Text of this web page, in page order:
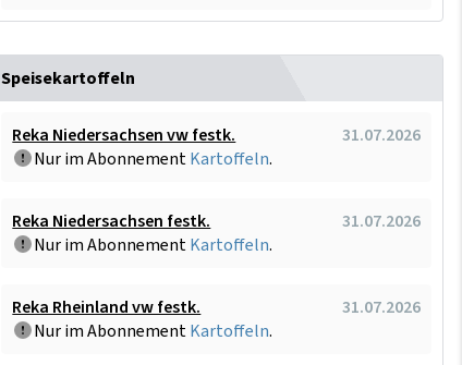
Speisekartoffeln
Reka Niedersachsen vw festk.
31.07.2026
Nur im AbonnementKartoffeln.
Reka Niedersachsen festk.
31.07.2026
Nur im AbonnementKartoffeln.
Reka Rheinland vw festk.
31.07.2026
Nur im AbonnementKartoffeln.